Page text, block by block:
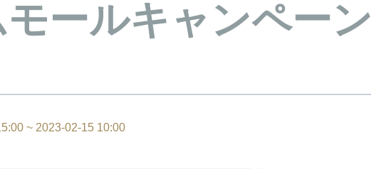
ールキャンペーン
~ 2023-02-15 10:00